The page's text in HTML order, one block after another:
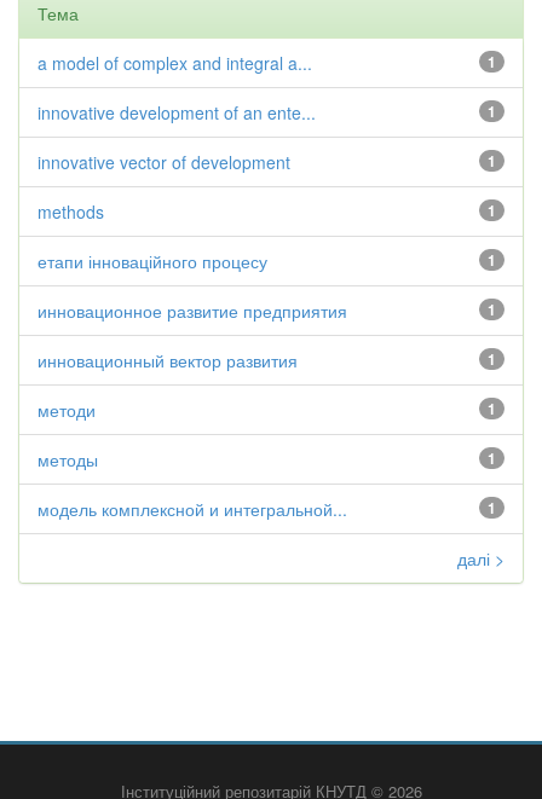
Тема
1
a model of complex and integral a...
1
innovative development of an ente...
1
innovative vector of development
1
methods
1
етапи інноваційного процесу
1
инновационное развитие предприятия
1
инновационный вектор развития
1
методи
1
методы
1
модель комплексной и интегральной...
далі >
Інституційний репозитарій КНУТД © 2026